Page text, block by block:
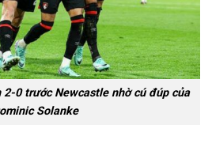
0 trước Newcastle nhờ cú đúp của
Solanke